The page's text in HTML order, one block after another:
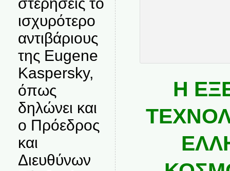
ισχυρότερο
αντιβάριους
της Eugene
Kaspersky,
όπως
δηλώνει και
ο Πρόεδρος
και
Διευθύνων
Η